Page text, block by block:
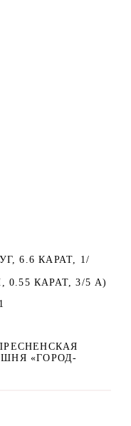
6.6 КАРАТ, 1/
КАРАТ, 3/5 А)
«ГОРОД-